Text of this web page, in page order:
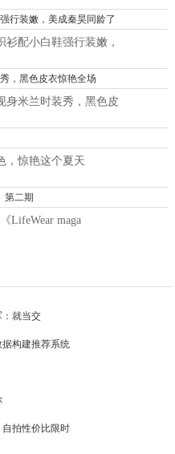
配小白鞋强行装嫩，
身米兰时装秀，黑色皮
，惊艳这个夏天
LifeWear maga
：就当交
构建推荐系统
拍性价比限时